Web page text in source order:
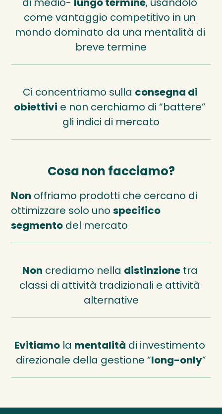
come vantaggio competitivo in un
mondo dominato da una mentalità di
breve termine
Ci concentriamo sulla consegna di
obiettivi e non cerchiamo di “battere”
gli indici di mercato
Cosa non facciamo?
Non offriamo prodotti che cercano di
ottimizzare solo uno specifico
segmento del mercato
Non crediamo nella distinzione tra
classi di attività tradizionali e attività
alternative
Evitiamo la mentalità di investimento
direzionale della gestione “long-only”